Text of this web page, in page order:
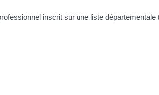
inscrit sur une liste départementale